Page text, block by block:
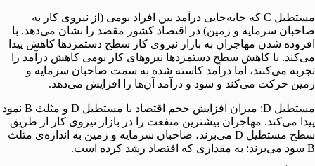
مستطیل C که جابه‌جایی درآمد بین افراد بومی (از نیروی کار به
صاحبان سرمایه و زمین) در اقتصاد کشور مقصد را نشان می‌دهد. با
افزوده شدن مهاجران به بازار نیروی کار سطح دستمزدها کاهش پیدا
می‌کند. با کاهش سطح دستمزدها نیروهای کار بومی کاهش درآمد را
تجربه می‌کنند،‌ اما درآمد کاسته شده به سمت صاحبان سرمایه و
زمین حرکت می‌کند و سود و درآمد آن‌ها را افزایش می‌دهد.
مستطیل D: میزان افزایش حجم اقتصاد با مستطیل D و مثلث B نمود
پیدا می‌کند. مهاجران بیشترین منفعت را در بازار نیروی کار از طریق
سطح مستطیل D می‌برند، صاحبان سرمایه و زمین به اندازه‌ی مثلث
B سود می‌برند: به مقداری که اقتصاد رشد کرده است.